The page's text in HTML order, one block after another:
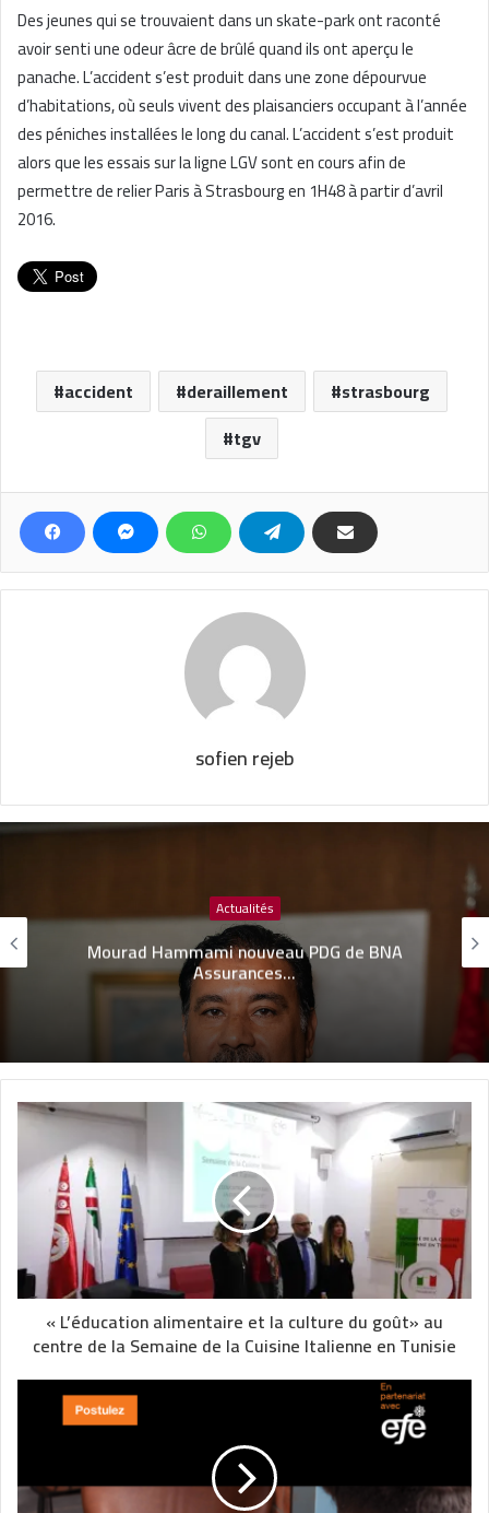
Des jeunes qui se trouvaient dans un skate-park ont raconté
avoir senti une odeur âcre de brûlé quand ils ont aperçu le
panache. L’accident s’est produit dans une zone dépourvue
d’habitations, où seuls vivent des plaisanciers occupant à l’année
des péniches installées le long du canal. L’accident s’est produit
alors que les essais sur la ligne LGV sont en cours afin de
permettre de relier Paris à Strasbourg en 1H48 à partir d’avril
2016.
accident deraillement
strasbourg
tgv
sofien rejeb
Actualités
Mourad Hammami nouveau PDG de BNA
Assurances…
« L’éducation alimentaire et la culture du goût» au
centre de la Semaine de la Cuisine Italienne en Tunisie